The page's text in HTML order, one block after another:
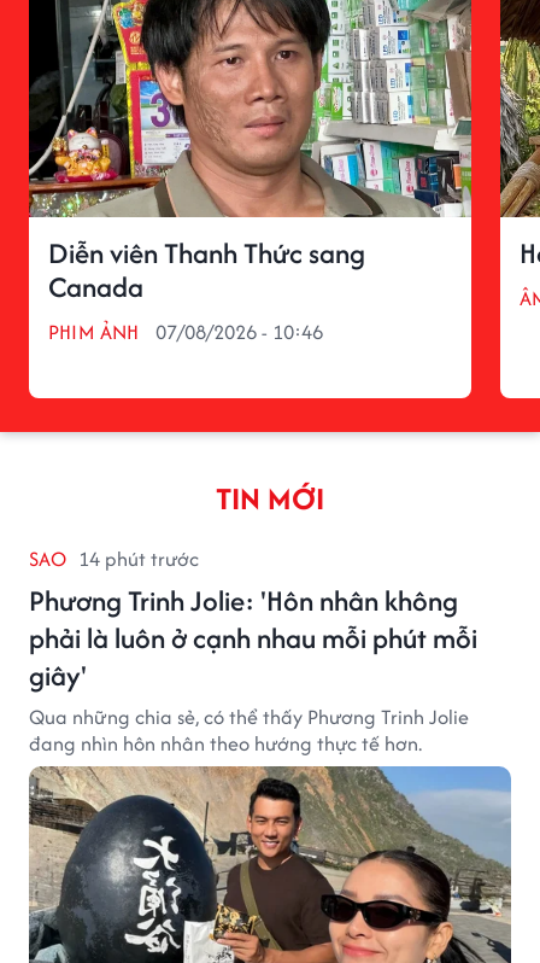
Diễn viên Thanh Thức sang
Canada
PHIM ẢNH 07/08/2026 - 10:46
TIN MỚI
SAO 14 phút trước
Phương Trinh Jolie: 'Hôn nhân không
phải là luôn ở cạnh nhau mỗi phút mỗi
giây'
Qua những chia sẻ, có thể thấy Phương Trinh Jolie
đang nhìn hôn nhân theo hướng thực tế hơn.